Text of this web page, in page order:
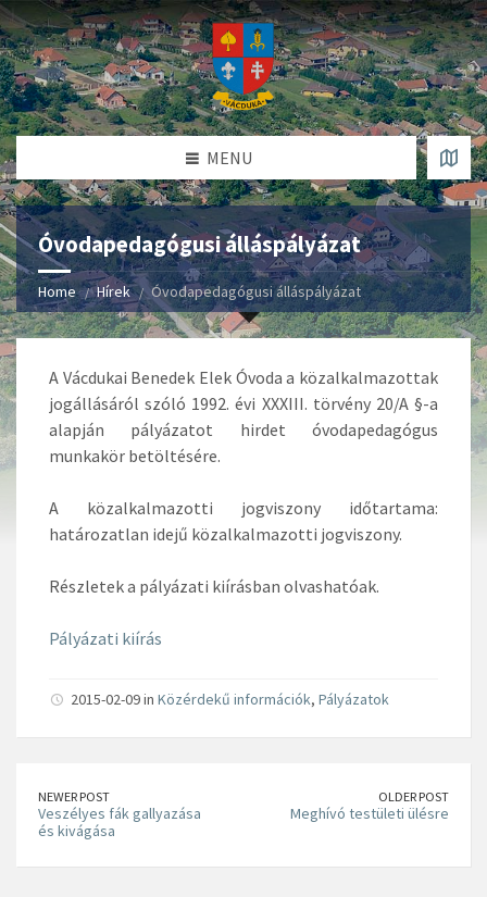
MENU
Óvodapedagógusi álláspályázat
Home Hírek Óvodapedagógusi álláspályázat
A Vácdukai Benedek Elek Óvoda a közalkalmazottak
jogállásáról szóló 1992. évi XXXIII. törvény 20/A §-a
alapján pályázatot hirdet óvodapedagógus
munkakör betöltésére.
A közalkalmazotti jogviszony időtartama:
határozatlan idejű közalkalmazotti jogviszony.
Részletek a pályázati kiírásban olvashatóak.
Pályázati kiírás
2015-02-09 in Közérdekű információk, Pályázatok
NEWER POST
Veszélyes fák gallyazása
és kivágása
OLDER POST
Meghívó testületi ülésre